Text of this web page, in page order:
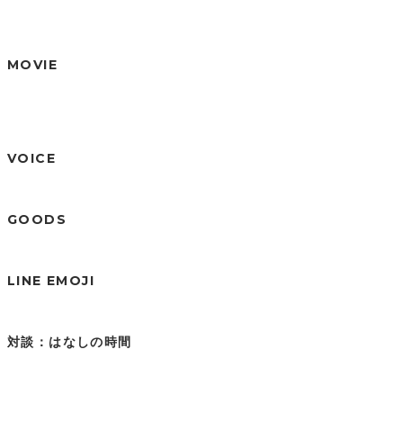
MOVIE
VOICE
GOODS
LINE EMOJI
対談：はなしの時間